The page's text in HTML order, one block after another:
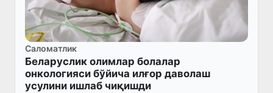
Саломатлик
Беларуслик олимлар болалар
онкологияси бўйича илғор даволаш
усулини ишлаб чиқишди